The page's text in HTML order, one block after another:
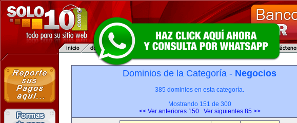
Dominios de la Categoría - Negocios
385 dominios en esta categoría.
Mostrando 151 de 300
<< Ver anteriores 150
Ver siguientes 85 >>